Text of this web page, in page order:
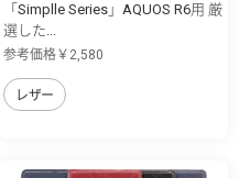
「Simplle Series」AQUOS R6用 厳
選した...
参考価格￥2,580
レザー